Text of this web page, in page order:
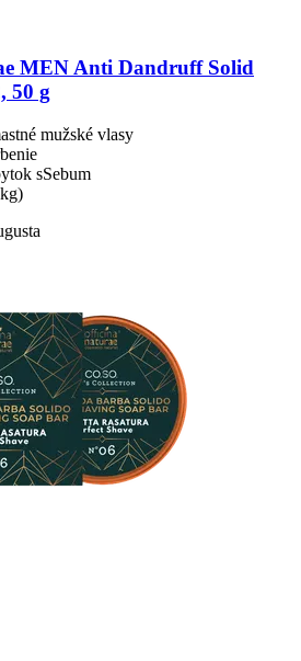
MEN Anti Dandruff Solid
50 g
mužské vlasy
sSebum